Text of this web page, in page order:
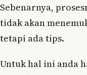
Sebenarnya,
tidak akan
tetapi ada tips.
Untuk hal ini anda